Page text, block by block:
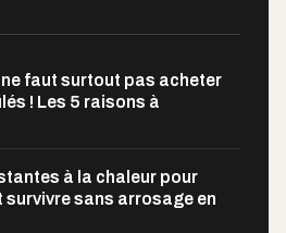
faut surtout pas acheter
! Les 5 raisons à
à la chaleur pour
survivre sans arrosage en